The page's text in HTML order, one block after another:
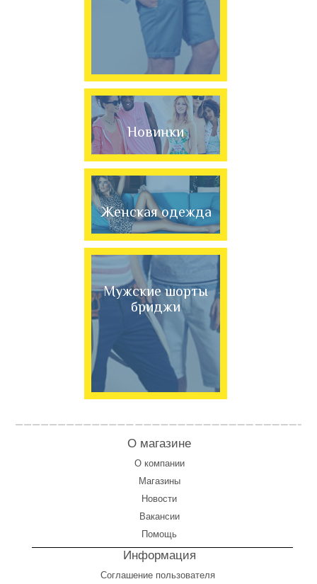
Новинки
Женская одежда
Мужские шорты
бриджи
О магазине
О компании
Магазины
Новости
Вакансии
Помощь
Информация
Соглашение пользователя